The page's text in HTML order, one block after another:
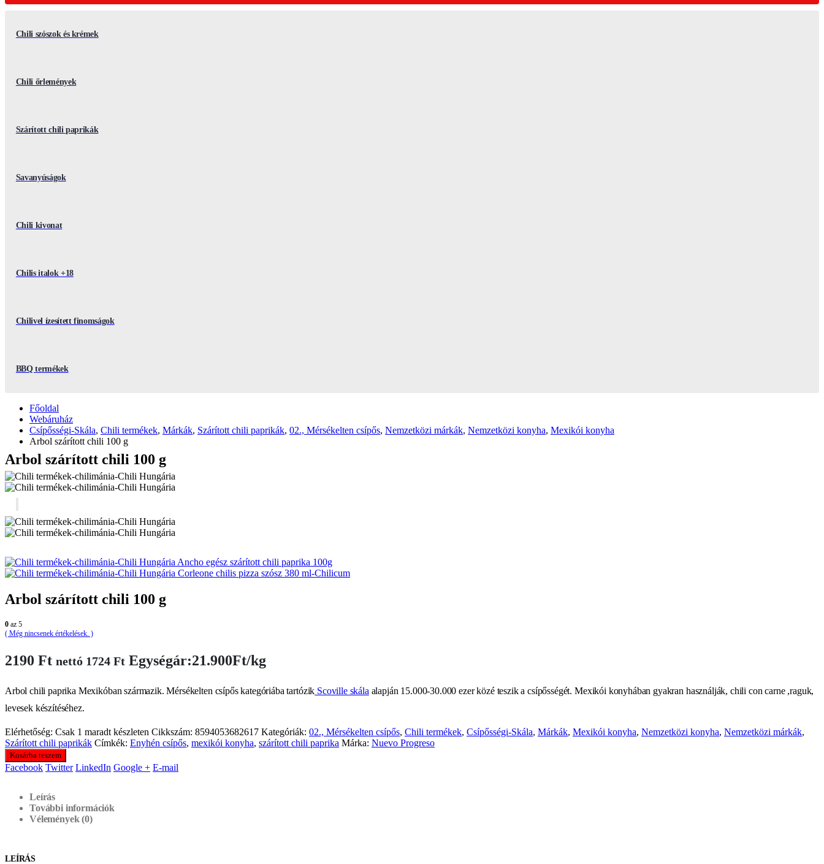
Chili szószok és krémek
Chili őrlemények
Szárított chili paprikák
Savanyúságok
Chili kivonat
Chilis italok +18
Chilivel ízesített finomságok
BBQ termékek
Főoldal
Webáruház
Csípősségi-Skála, Chili termékek, Márkák, Szárított chili paprikák, 02., Mérsékelten csípős, Nemzetközi márkák, Nemzetközi konyha, Mexikói konyha
Arbol szárított chili 100 g
Arbol szárított chili 100 g
Ancho egész szárított chili paprika 100g
Corleone chilis pizza szósz 380 ml-Chilicum
Arbol szárított chili 100 g
0 az 5
( Még nincsenek értékelések. )
2190 Ft nettó 1724 Ft Egységár:21.900Ft/kg
Arbol chili paprika Mexikóban származik. Mérsékelten csípős kategóriába tartózik Scoville skála alapján 15.000-30.000 ezer közé teszik a csípősségét. Mexikói konyhában gyakran használják, chili con carne ,raguk,
levesek készítéséhez.
Elérhetőség: Csak 1 maradt készleten Cikkszám: 8594053682617 Kategóriák: 02., Mérsékelten csípős, Chili termékek, Csípősségi-Skála, Márkák, Mexikói konyha, Nemzetközi konyha, Nemzetközi márkák,
Szárított chili paprikák Címkék: Enyhén csípős, mexikói konyha, szárított chili paprika Márka: Nuevo Progreso
Kosárba teszem
Facebook Twitter LinkedIn Google + E-mail
Leírás
További információk
Vélemények (0)
LEÍRÁS